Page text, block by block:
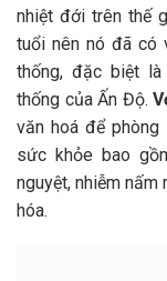
nhiệt đới trên thế
tuổi nên nó đã có
thống, đặc biệt
thống của Ấn Độ.
văn hoá để
sức khỏe bao
nguyệt, nhiễm nấm
hóa.